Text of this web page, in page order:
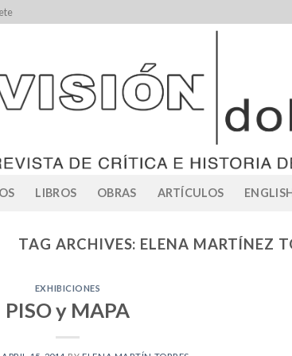
LIBROS OBRAS ARTÍCULOS
TAG ARCHIVES: ELENA MARTÍNEZ
EXHIBICIONES
PISO y MAPA